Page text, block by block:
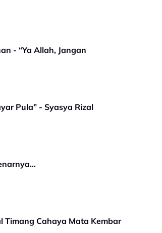
- “Ya Allah, Jangan
Pula” - Syasya Rizal
Timang Cahaya Mata Kembar